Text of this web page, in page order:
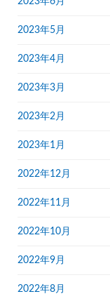
2023年5月
2023年4月
2023年3月
2023年2月
2023年1月
2022年12月
2022年11月
2022年10月
2022年9月
2022年8月